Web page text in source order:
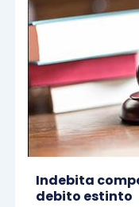
Indebita
debito estinto